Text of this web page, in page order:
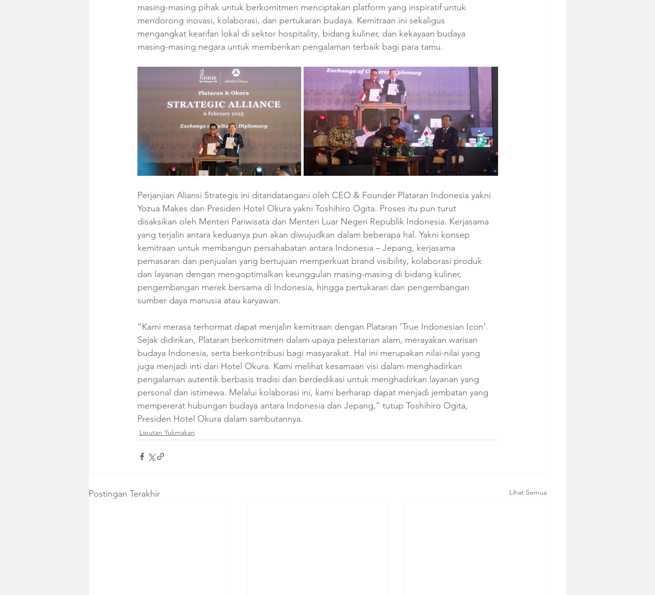
masing-masing pihak untuk berkomitmen menciptakan platform yang inspiratif untuk
mendorong inovasi, kolaborasi, dan pertukaran budaya. Kemitraan ini sekaligus
mengangkat kearifan lokal di sektor hospitality, bidang kuliner, dan kekayaan budaya
masing-masing negara untuk memberikan pengalaman terbaik bagi para tamu.
Perjanjian Aliansi Strategis ini ditandatangani oleh CEO & Founder Plataran Indonesia yakni
Yozua Makes dan Presiden Hotel Okura yakni Toshihiro Ogita. Proses itu pun turut
disaksikan oleh Menteri Pariwisata dan Menteri Luar Negeri Republik Indonesia. Kerjasama
yang terjalin antara keduanya pun akan diwujudkan dalam beberapa hal. Yakni konsep
kemitraan untuk membangun persahabatan antara Indonesia – Jepang, kerjasama
pemasaran dan penjualan yang bertujuan memperkuat brand visibility, kolaborasi produk
dan layanan dengan mengoptimalkan keunggulan masing-masing di bidang kuliner,
pengembangan merek bersama di Indonesia, hingga pertukaran dan pengembangan
sumber daya manusia atau karyawan.
“Kami merasa terhormat dapat menjalin kemitraan dengan Plataran ‘True Indonesian Icon’.
Sejak didirikan, Plataran berkomitmen dalam upaya pelestarian alam, merayakan warisan
budaya Indonesia, serta berkontribusi bagi masyarakat. Hal ini merupakan nilai-nilai yang
juga menjadi inti dari Hotel Okura. Kami melihat kesamaan visi dalam menghadirkan
pengalaman autentik berbasis tradisi dan berdedikasi untuk menghadirkan layanan yang
personal dan istimewa. Melalui kolaborasi ini, kami berharap dapat menjadi jembatan yang
mempererat hubungan budaya antara Indonesia dan Jepang,” tutup Toshihiro Ogita,
Presiden Hotel Okura dalam sambutannya.
Liputan Yukmakan
Postingan Terakhir Lihat Semua